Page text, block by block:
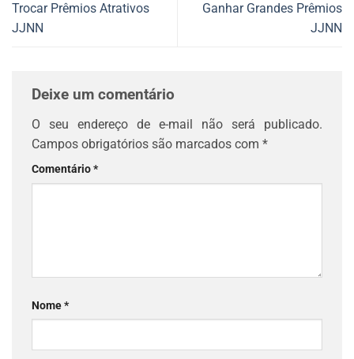
Trocar Prêmios Atrativos
JJNN
Ganhar Grandes Prêmios
JJNN
Deixe um comentário
O seu endereço de e-mail não será publicado.
Campos obrigatórios são marcados com *
Comentário*
Nome*